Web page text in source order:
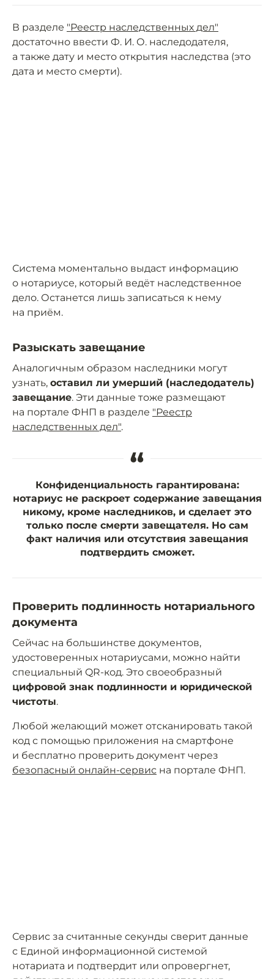
В разделе "Реестр наследственных дел"
достаточно ввести Ф. И. О. наследодателя,
а также дату и место открытия наследства (это
дата и место смерти).
Система моментально выдаст информацию
о нотариусе, который ведёт наследственное
дело. Останется лишь записаться к нему
на приём.
Разыскать завещание
Аналогичным образом наследники могут
узнать, оставил ли умерший (наследодатель)
завещание. Эти данные тоже размещают
на портале ФНП в разделе "Реестр
наследственных дел".
“
Конфиденциальность гарантирована:
нотариус не раскроет содержание завещания
никому, кроме наследников, и сделает это
только после смерти завещателя. Но сам
факт наличия или отсутствия завещания
подтвердить сможет.
Проверить подлинность нотариального
документа
Сейчас на большинстве документов,
удостоверенных нотариусами, можно найти
специальный QR-код. Это своеобразный
цифровой знак подлинности и юридической
чистоты.
Любой желающий может отсканировать такой
код с помощью приложения на смартфоне
и бесплатно проверить документ через
безопасный онлайн-сервис на портале ФНП.
Сервис за считанные секунды сверит данные
с Единой информационной системой
нотариата и подтвердит или опровергнет,